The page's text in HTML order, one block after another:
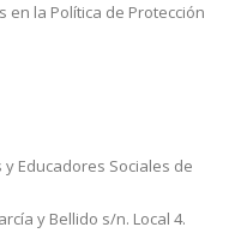
la Política de Protección
Educadores Sociales de
y Bellido s/n. Local 4.